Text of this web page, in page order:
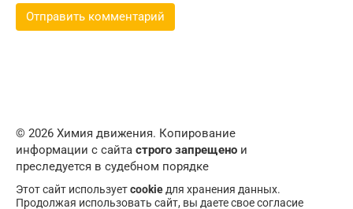
© 2026 Химия движения. Копирование
информации с сайта строго запрещено и
преследуется в судебном порядке
Этот сайт используетcookie для хранения данных.
Продолжая использовать сайт, вы даете свое согласие